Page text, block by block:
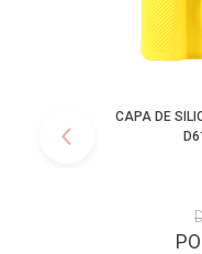
CAPA DE